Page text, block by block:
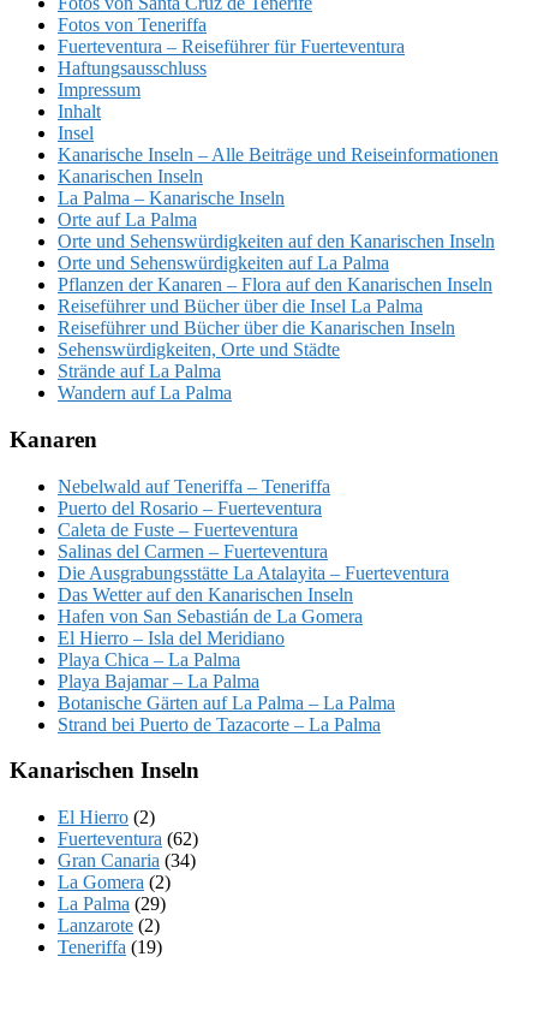
Fotos von Teneriffa
Fuerteventura – Reiseführer für Fuerteventura
Haftungsausschluss
Impressum
Inhalt
Insel
Kanarische Inseln – Alle Beiträge und Reiseinformationen
Kanarischen Inseln
La Palma – Kanarische Inseln
Orte auf La Palma
Orte und Sehenswürdigkeiten auf den Kanarischen Inseln
Orte und Sehenswürdigkeiten auf La Palma
Pflanzen der Kanaren – Flora auf den Kanarischen Inseln
Reiseführer und Bücher über die Insel La Palma
Reiseführer und Bücher über die Kanarischen Inseln
Sehenswürdigkeiten, Orte und Städte
Strände auf La Palma
Wandern auf La Palma
Kanaren
Nebelwald auf Teneriffa – Teneriffa
Puerto del Rosario – Fuerteventura
Caleta de Fuste – Fuerteventura
Salinas del Carmen – Fuerteventura
Die Ausgrabungsstätte La Atalayita – Fuerteventura
Das Wetter auf den Kanarischen Inseln
Hafen von San Sebastián de La Gomera
El Hierro – Isla del Meridiano
Playa Chica – La Palma
Playa Bajamar – La Palma
Botanische Gärten auf La Palma – La Palma
Strand bei Puerto de Tazacorte – La Palma
Kanarischen Inseln
El Hierro (2)
Fuerteventura (62)
Gran Canaria (34)
La Gomera (2)
La Palma (29)
Lanzarote (2)
Teneriffa (19)